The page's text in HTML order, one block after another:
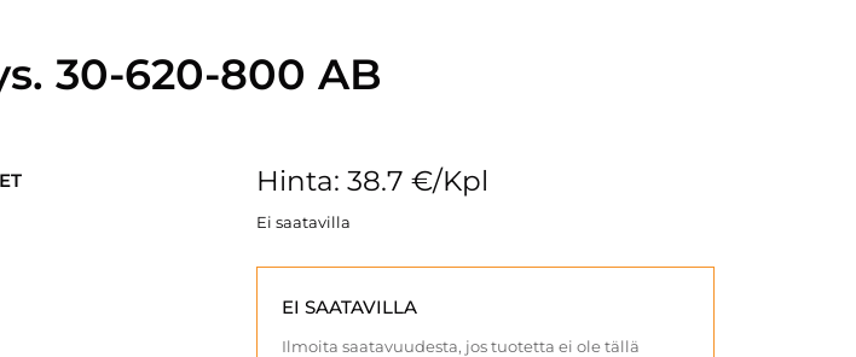
30-620-800 AB
Hinta: 38.7 €/Kpl
Ei saatavilla
EI SAATAVILLA
Ilmoita saatavuudesta, jos tuotetta ei ole tällä